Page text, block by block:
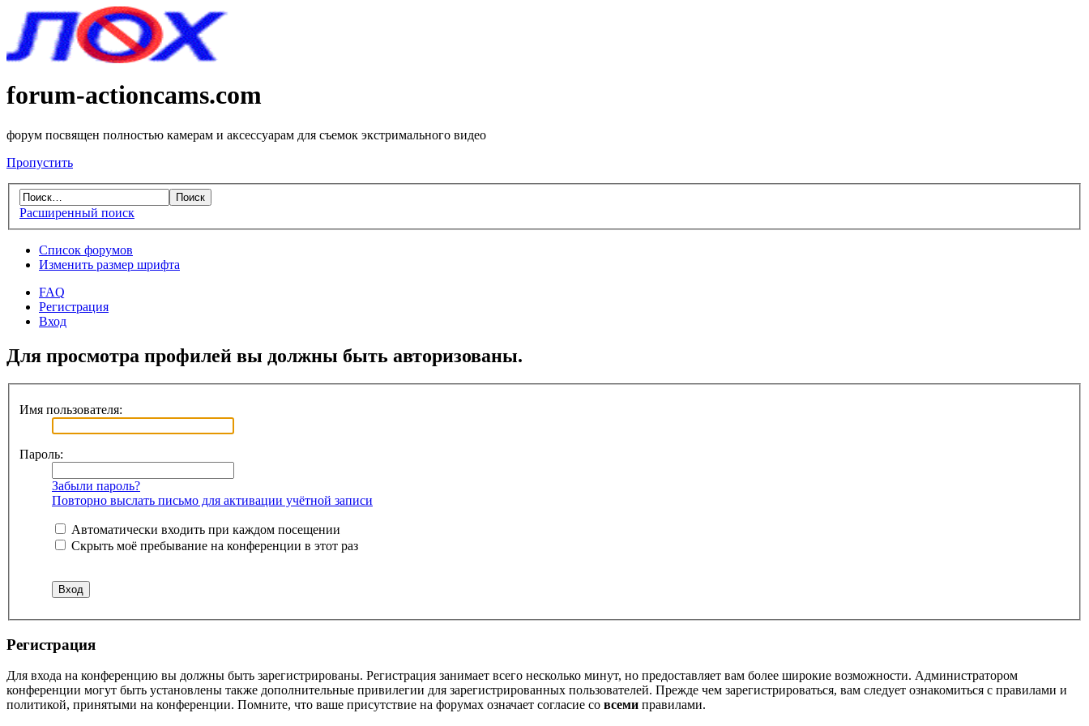
forum-actioncams.com
форум посвящен полностью камерам и аксессуарам для съемок экстримального видео
Пропустить
Расширенный поиск
Список форумов
Изменить размер шрифта
FAQ
Регистрация
Вход
Для просмотра профилей вы должны быть авторизованы.
Имя пользователя:
Пароль:
Забыли пароль?
Повторно выслать письмо для активации учётной записи
Автоматически входить при каждом посещении
Скрыть моё пребывание на конференции в этот раз
Регистрация
Для входа на конференцию вы должны быть зарегистрированы. Регистрация занимает всего несколько минут, но предоставляет вам более широкие возможности. Администратором
конференции могут быть установлены также дополнительные привилегии для зарегистрированных пользователей. Прежде чем зарегистрироваться, вам следует ознакомиться с правилами и
политикой, принятыми на конференции. Помните, что ваше присутствие на форумах означает согласие со всеми правилами.